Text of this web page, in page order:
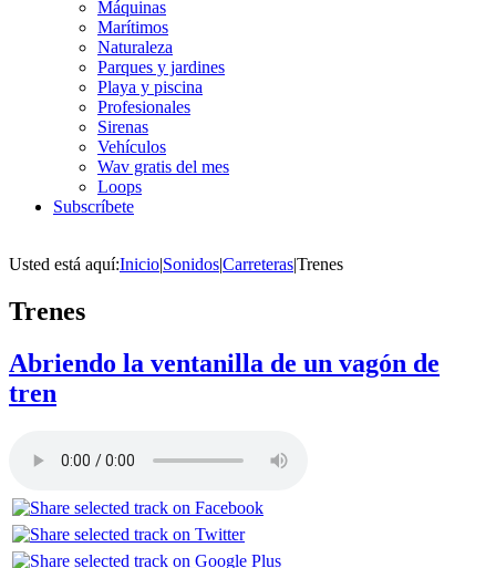
Máquinas
Marítimos
Naturaleza
Parques y jardines
Playa y piscina
Profesionales
Sirenas
Vehículos
Wav gratis del mes
Loops
Subscríbete
Usted está aquí:Inicio|Sonidos|Carreteras|Trenes
Trenes
Abriendo la ventanilla de un vagón de
tren